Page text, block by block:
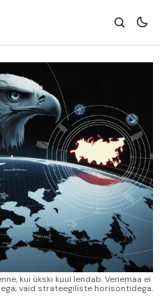
kui ükski kuul lendab. Venemaa ei
vaid strateegiliste horisontidega.